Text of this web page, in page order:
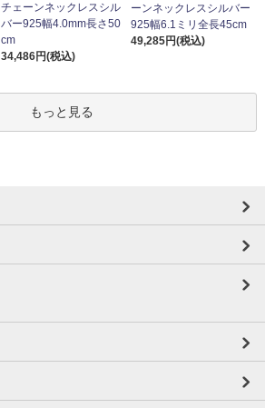
チェーンネックレスシル
バー925幅4.0mm長さ50
cm
34,486円(税込)
ーンネックレスシルバー
925幅6.1ミリ全長45cm
49,285円(税込)
もっと見る